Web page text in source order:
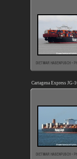
Cartagena Express JG-